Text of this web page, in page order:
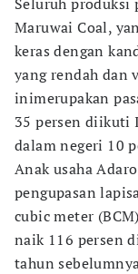
Maruwai Coal,
keras dengan
yang rendah
inimerupakan
35 persen diikuti
dalam negeri 10
Anak usaha
pengupasan
cubic meter
naik 116 persen
tahun